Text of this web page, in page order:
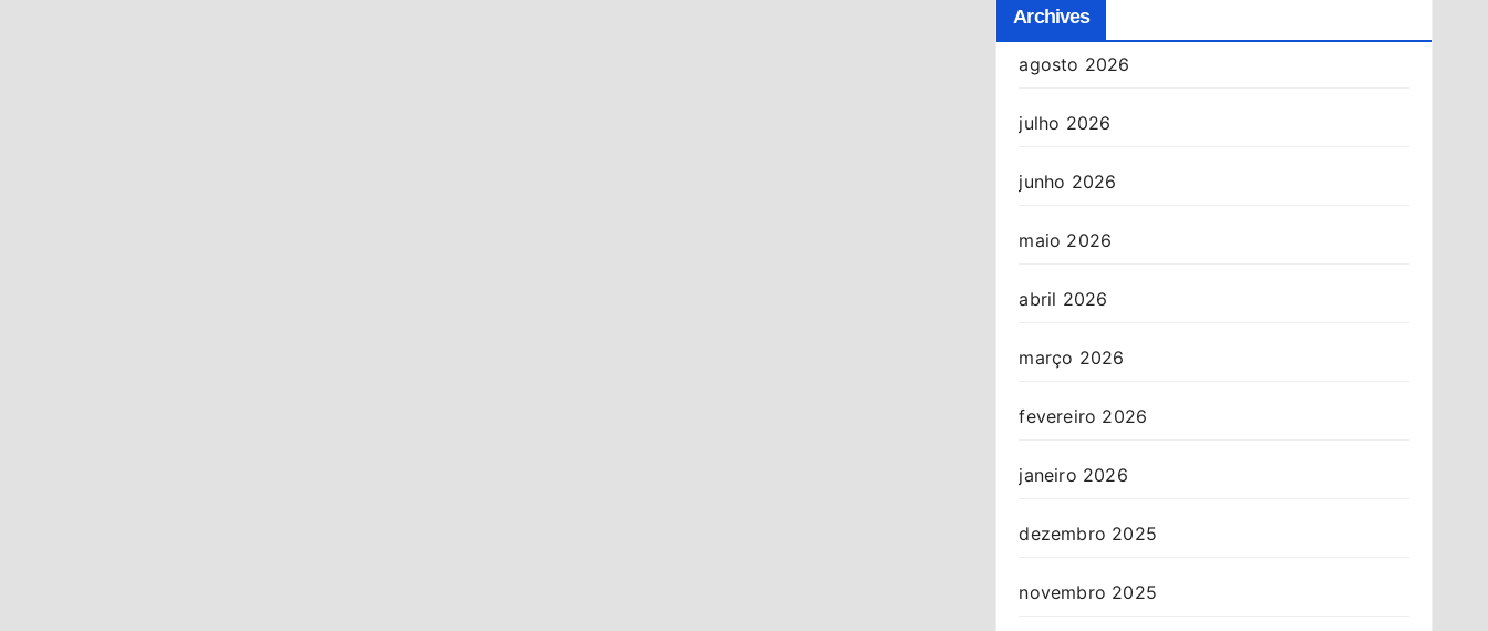
Archives
agosto 2026
julho 2026
junho 2026
maio 2026
abril 2026
março 2026
fevereiro 2026
janeiro 2026
dezembro 2025
novembro 2025